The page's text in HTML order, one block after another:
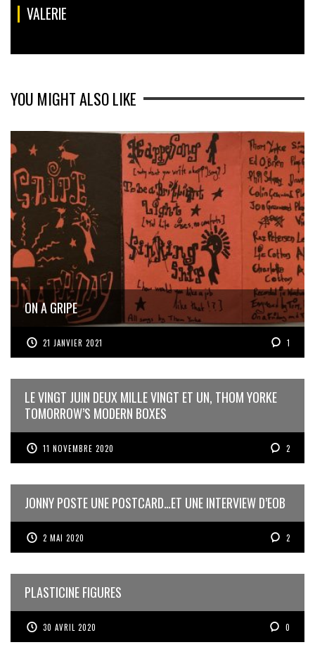
VALERIE
YOU MIGHT ALSO LIKE
ON A GRIPE
21 JANVIER 2021 1
LE VINGT JUIN DEUX MILLE VINGT ET UN, THOM YORKE
TOMORROW’S MODERN BOXES
11 NOVEMBRE 2020 2
JONNY POSTE UNE POSTCARD…ET UNE INTERVIEW D’EOB
2 MAI 2020 2
PLASTICINE FIGURES
30 AVRIL 2020 0